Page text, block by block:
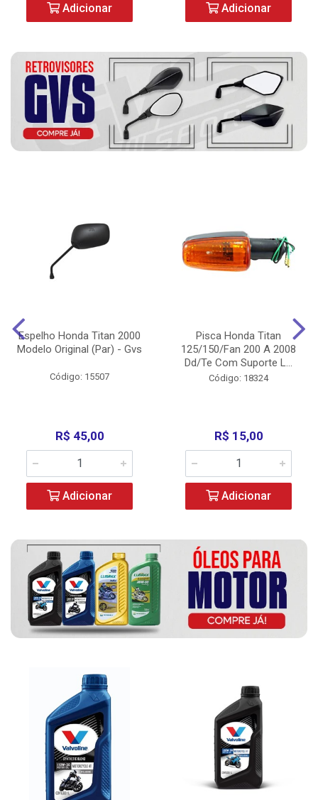
Adicionar Adicionar
Espelho Honda Titan 2000
Modelo Original (Par) - Gvs
Código: 15507
R$ 45,00
Adicionar
Pisca Honda Titan
125/150/Fan 200 A 2008
Dd/Te Com Suporte L...
Código: 18324
R$ 15,00
Adicionar